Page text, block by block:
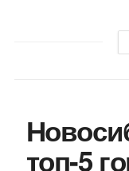
топ-5